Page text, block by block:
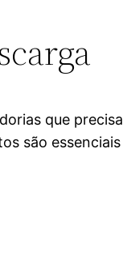
que
são